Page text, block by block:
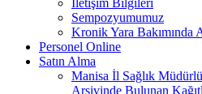
Sempozyumumuz
Kronik Yara Bakımında
Personel Online
Satın Alma
Manisa İl Sağlık
Arşivinde Bulunan